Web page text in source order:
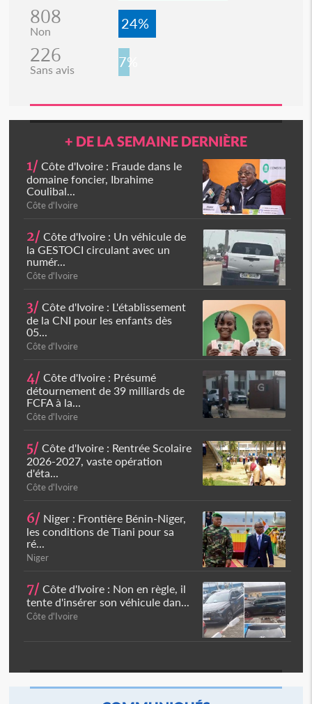
808
Non 24%
226
Sans avis 7%
+ DE LA SEMAINE DERNIÈRE
1/ Côte d'Ivoire : Fraude dans le
domaine foncier, Ibrahime
Coulibal...
Côte d'Ivoire
2/ Côte d'Ivoire : Un véhicule de
la GESTOCI circulant avec un
numér...
Côte d'Ivoire
3/ Côte d'Ivoire : L'établissement
de la CNI pour les enfants dès
05...
Côte d'Ivoire
4/ Côte d'Ivoire : Présumé
détournement de 39 milliards de
FCFA à la...
Côte d'Ivoire
5/ Côte d'Ivoire : Rentrée Scolaire
2026-2027, vaste opération
d'éta...
Côte d'Ivoire
6/ Niger : Frontière Bénin-Niger,
les conditions de Tiani pour sa
ré...
Niger
7/ Côte d'Ivoire : Non en règle, il
tente d'insérer son véhicule dan...
Côte d'Ivoire